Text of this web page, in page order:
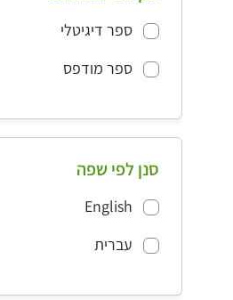
ספר דיגיטלי
ספר מודפס
סנן לפי שפה
English
עברית